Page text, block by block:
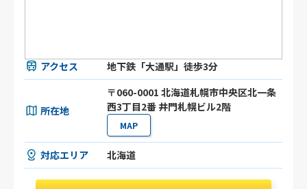
アクセス 地下鉄「大通駅」徒歩3分
所在地
〒060-0001 北海道札幌市中央区北一条
西3丁目2番 井門札幌ビル2階
MAP
対応エリア 北海道